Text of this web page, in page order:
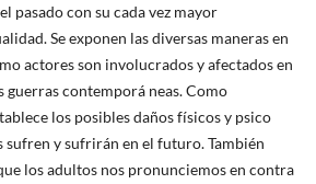
pasado con su cada vez mayor
Se exponen las diversas maneras en
actores son involucrados y afectados en
contemporá neas. Como
los posibles daños físicos y psico
sufren y sufrirán en el futuro. También
los adultos nos pronunciemos en contra